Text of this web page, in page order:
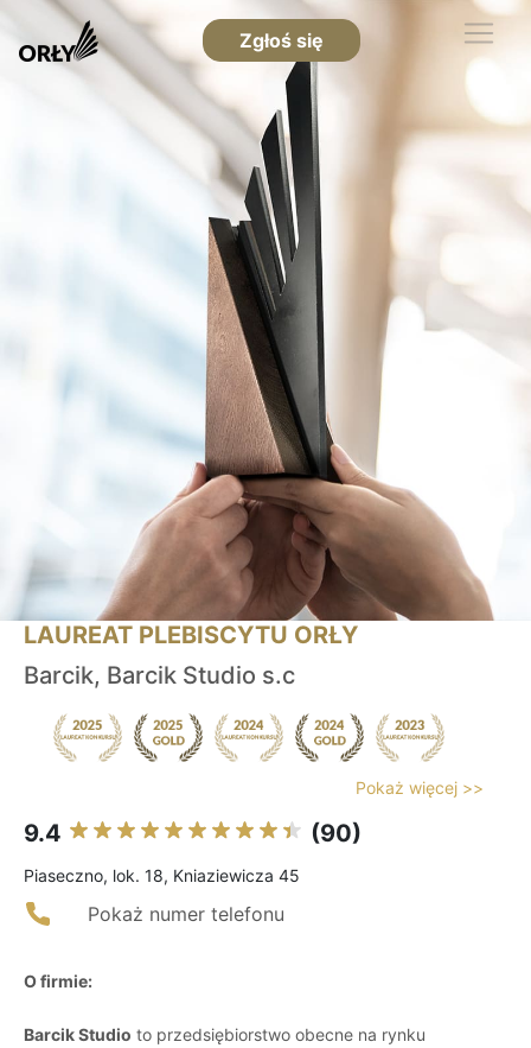
Zgłoś się
LAUREAT PLEBISCYTU ORŁY
Barcik, Barcik Studio s.c
Pokaż więcej >>
9.4 (90)
Piaseczno, lok. 18, Kniaziewicza 45
Pokaż numer telefonu
O firmie:
Barcik Studio to przedsiębiorstwo obecne na rynku